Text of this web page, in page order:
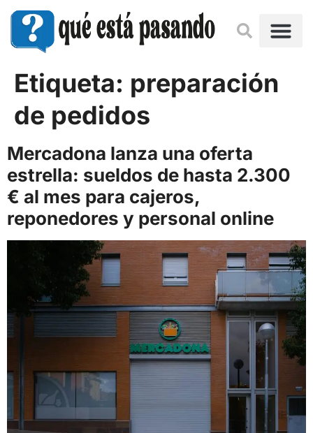
Etiqueta: preparación
de pedidos
Mercadona lanza una oferta
estrella: sueldos de hasta 2.300
€ al mes para cajeros,
reponedores y personal online